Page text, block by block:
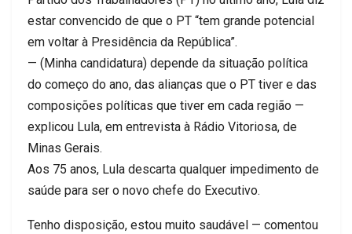
estar convencido de que o PT “tem grande potencial
em voltar à Presidência da República”.
— (Minha candidatura) depende da situação política
do começo do ano, das alianças que o PT tiver e das
composições políticas que tiver em cada região —
explicou Lula, em entrevista à Rádio Vitoriosa, de
Minas Gerais.
Aos 75 anos, Lula descarta qualquer impedimento de
saúde para ser o novo chefe do Executivo.
Tenho disposição, estou muito saudável — comentou